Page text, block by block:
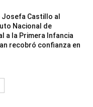
Castillo al
Nacional de
a la Primera Infancia
recobró confianza en